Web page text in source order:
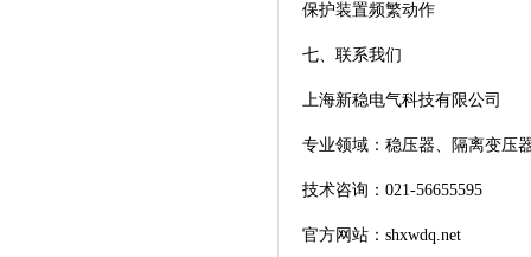
保护装置频繁动作
七、联系我们
上海新稳电气科技有限公司
专业领域：稳压器、隔离变压
技术咨询：021-56655595
官方网站：shxwdq.net